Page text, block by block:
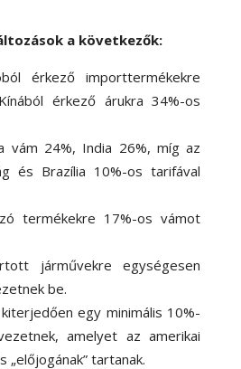
a következők:
érkező importtermékekre
érkező árukra 34%-os
vám 24%, India 26%, míg az
és Brazília 10%-os tarifával
termékekre 17%-os vámot
járművekre egységesen
be.
egy minimális 10%-
amelyet az amerikai
„előjogának” tartanak.